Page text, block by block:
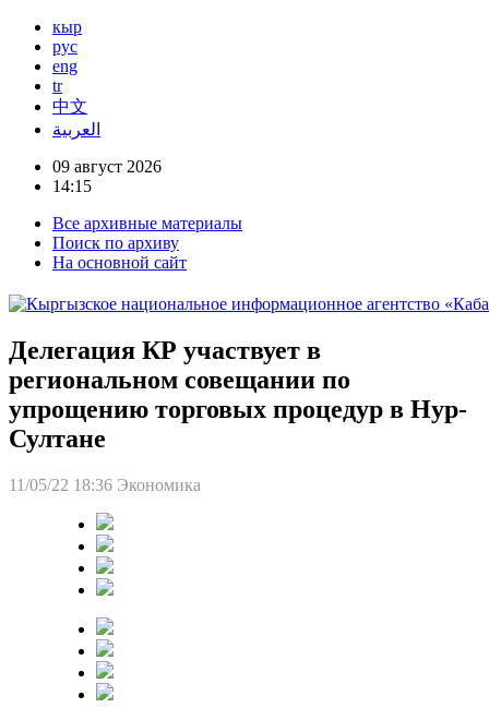
кыр
рус
eng
tr
中文
العربية
09 август 2026
14:15
Все архивные материалы
Поиск по архиву
На основной сайт
Делегация КР участвует в
региональном совещании по
упрощению торговых процедур в Нур-
Султане
11/05/22 18:36 Экономика